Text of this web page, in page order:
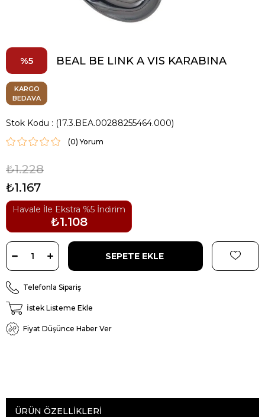
5 BEAL BE LINK A VIS KARABINA
KARGO
BEDAVA
Stok Kodu (17.3.BEA.00288255464.000)
(0)
₺1.228
₺1.167
Havale İle Ekstra %5 İndirim
₺1.108
Telefonla Sipariş
İstek Listeme Ekle
Fiyat Düşünce Haber Ver
ÜRÜN ÖZELLIKLERI